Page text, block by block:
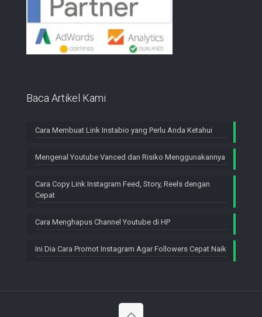
Baca Artikel Kami
Cara Membuat Link Instabio yang Perlu Anda Ketahui
Mengenal Youtube Vanced dan Risiko Menggunakannya
Cara Copy Link Instagram Feed, Story, Reels dengan
Cepat
Cara Menghapus Channel Youtube di HP
Ini Dia Cara Promot Instagram Agar Followers Cepat Naik